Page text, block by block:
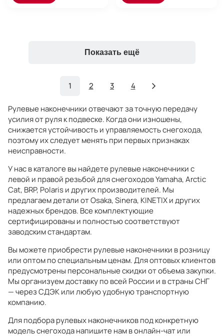
Показать ещё
1 2 3 4
Рулевые наконечники отвечают за точную передачу
усилия от руля к подвеске. Когда они изношены,
снижается устойчивость и управляемость снегохода,
поэтому их следует менять при первых признаках
неисправности.
У нас в каталоге вы найдете рулевые наконечники с
левой и правой резьбой для снегоходов Yamaha, Arctic
Cat, BRP, Polaris и других производителей. Мы
предлагаем детали от Osaka, Sinera, KINETIX и других
надежных брендов. Все комплектующие
сертифицированы и полностью соответствуют
заводским стандартам.
Вы можете приобрести рулевые наконечники в розницу
или оптом по специальным ценам. Для оптовых клиентов
предусмотрены персональные скидки от объема закупки.
Мы организуем доставку по всей России и в страны СНГ
— через СДЭК или любую удобную транспортную
компанию.
Для подбора рулевых наконечников под конкретную
модель снегохода напишите нам в онлайн-чат или